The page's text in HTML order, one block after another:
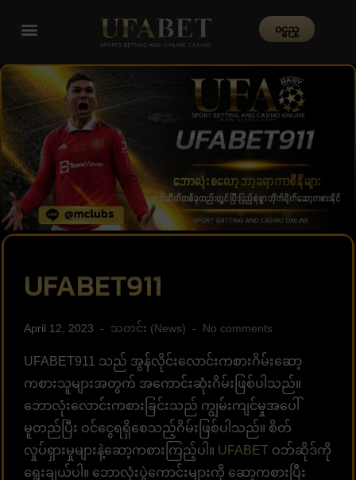
၀င္မည္
UFABET911
April 12, 2023 သတင်း (News) No comments
UFABET911 သည် အွန်လိုင်းလောင်းကစားဂိမ်းဆော့
ကစားသူများအတွက် အကောင်းဆုံးဂိမ်းဖြစ်ပါသည်။
ဘောလုံးလောင်းကစားခြင်းသည် ကျွမ်းကျင်မှုအပေါ်
မူတည်ပြီး ဝင်ငွေရရှိစေသည့်ဂိမ်းဖြစ်ပါသည်။ စိတ်
လှုပ်ရှားမှုများနဲ့ဆော့ကစားကြည့်ပါ။ UFABET ဝဘ်ဆိုဒ်ကို
ရွေးချယ်ပါ။ ဘောလုံးပွဲကောင်းများကို ဆော့ကစားပြီး